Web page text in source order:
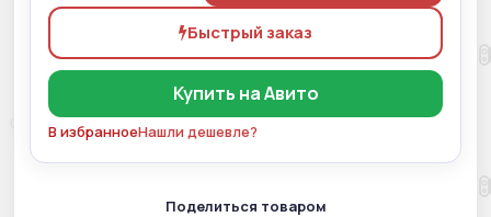
Быстрый заказ
Купить на Авито
В избранноеНашли дешевле?
Поделиться товаром